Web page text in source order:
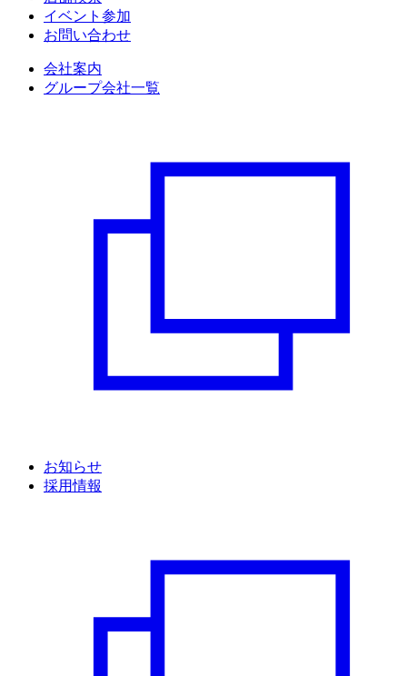
イベント参加
お問い合わせ
会社案内
グループ会社一覧
お知らせ
採用情報